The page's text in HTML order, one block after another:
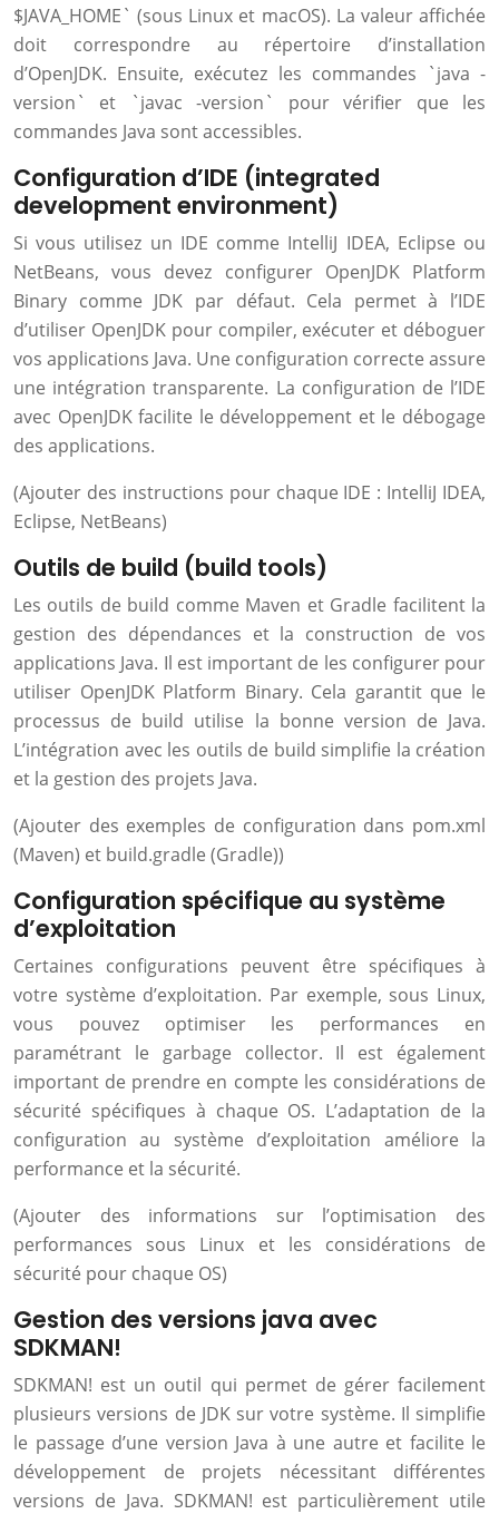
$JAVA_HOME` (sous Linux et macOS). La valeur affichée
doit correspondre au répertoire d’installation
d’OpenJDK. Ensuite, exécutez les commandes `java -
version` et `javac -version` pour vérifier que les
commandes Java sont accessibles.
Configuration d’IDE (integrated
development environment)
Si vous utilisez un IDE comme IntelliJ IDEA, Eclipse ou
NetBeans, vous devez configurer OpenJDK Platform
Binary comme JDK par défaut. Cela permet à l’IDE
d’utiliser OpenJDK pour compiler, exécuter et déboguer
vos applications Java. Une configuration correcte assure
une intégration transparente. La configuration de l’IDE
avec OpenJDK facilite le développement et le débogage
des applications.
(Ajouter des instructions pour chaque IDE : IntelliJ IDEA,
Eclipse, NetBeans)
Outils de build (build tools)
Les outils de build comme Maven et Gradle facilitent la
gestion des dépendances et la construction de vos
applications Java. Il est important de les configurer pour
utiliser OpenJDK Platform Binary. Cela garantit que le
processus de build utilise la bonne version de Java.
L’intégration avec les outils de build simplifie la création
et la gestion des projets Java.
(Ajouter des exemples de configuration dans pom.xml
(Maven) et build.gradle (Gradle))
Configuration spécifique au système
d’exploitation
Certaines configurations peuvent être spécifiques à
votre système d’exploitation. Par exemple, sous Linux,
vous pouvez optimiser les performances en
paramétrant le garbage collector. Il est également
important de prendre en compte les considérations de
sécurité spécifiques à chaque OS. L’adaptation de la
configuration au système d’exploitation améliore la
performance et la sécurité.
(Ajouter des informations sur l’optimisation des
performances sous Linux et les considérations de
sécurité pour chaque OS)
Gestion des versions java avec
SDKMAN!
SDKMAN! est un outil qui permet de gérer facilement
plusieurs versions de JDK sur votre système. Il simplifie
le passage d’une version Java à une autre et facilite le
développement de projets nécessitant différentes
versions de Java. SDKMAN! est particulièrement utile